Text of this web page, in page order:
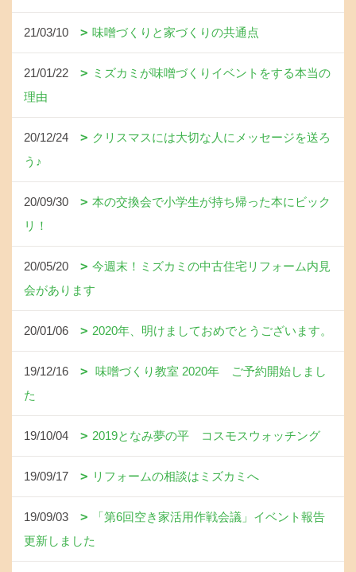
21/03/10 味噌づくりと家づくりの共通点
21/01/22
ミズカミが味噌づくりイベントをする本当の
理由
20/12/24
クリスマスには大切な人にメッセージを送ろ
う♪
20/09/30
本の交換会で小学生が持ち帰った本にビック
リ！
20/05/20
今週末！ミズカミの中古住宅リフォーム内見
会があります
20/01/06 2020年、明けましておめでとうございます。
19/12/16
味噌づくり教室 2020年 ご予約開始しまし
た
19/10/04 2019となみ夢の平 コスモスウォッチング
19/09/17 リフォームの相談はミズカミへ
19/09/03
「第6回空き家活用作戦会議」イベント報告
更新しました